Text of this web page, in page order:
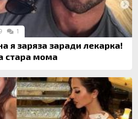
я заряза заради лекарка!
стара мома
1